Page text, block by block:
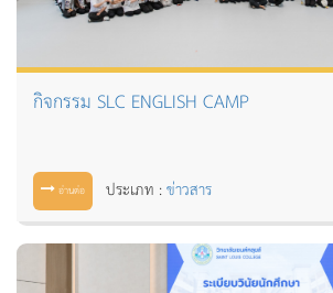
กิจกรรม SLC ENGLISH CAMP
อ่านต่อ ประเภท :ข่าวสาร